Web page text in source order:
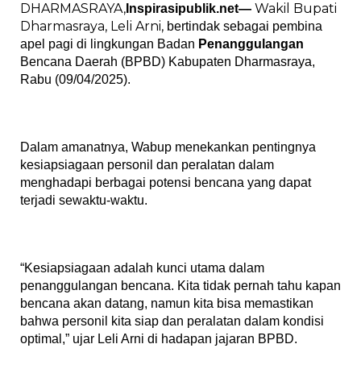
DHARMASRAYA, Inspirasipublik.net— Wakil Bupati
Dharmasraya, Leli Arni, bertindak sebagai pembina
apel pagi di lingkungan Badan Penanggulangan
Bencana Daerah (BPBD) Kabupaten Dharmasraya,
Rabu (09/04/2025).
Dalam amanatnya, Wabup menekankan pentingnya
kesiapsiagaan personil dan peralatan dalam
menghadapi berbagai potensi bencana yang dapat
terjadi sewaktu-waktu.
“Kesiapsiagaan adalah kunci utama dalam
penanggulangan bencana. Kita tidak pernah tahu kapan
bencana akan datang, namun kita bisa memastikan
bahwa personil kita siap dan peralatan dalam kondisi
optimal,” ujar Leli Arni di hadapan jajaran BPBD.